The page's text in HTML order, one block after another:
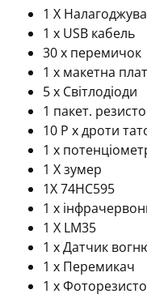
1 X
1 х USB кабель
30 х перемичок
1 х макетна
5 х Світлодіоди
1 пакет.
10 P x дроти
1 х
1 X зумер
1X 74HC595
1 х
1 X LM35
1 х Датчик
1 х Перемикач
1 х